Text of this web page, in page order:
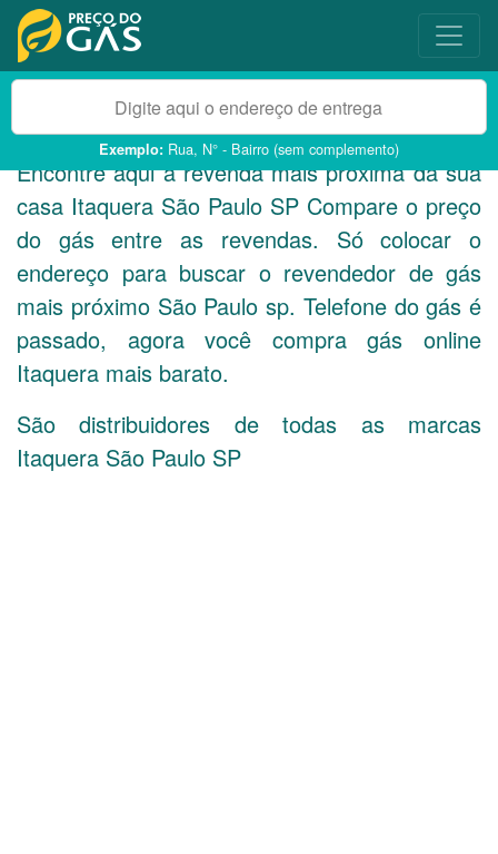
Exemplo: Rua, N° - Bairro (sem complemento)
Encontre aqui a revenda mais próxima da sua
casa Itaquera São Paulo SP Compare o preço
do gás entre as revendas. Só colocar o
endereço para buscar o revendedor de gás
mais próximo São Paulo sp. Telefone do gás é
passado, agora você compra gás online
Itaquera mais barato.
São distribuidores de todas as marcas
Itaquera São Paulo SP